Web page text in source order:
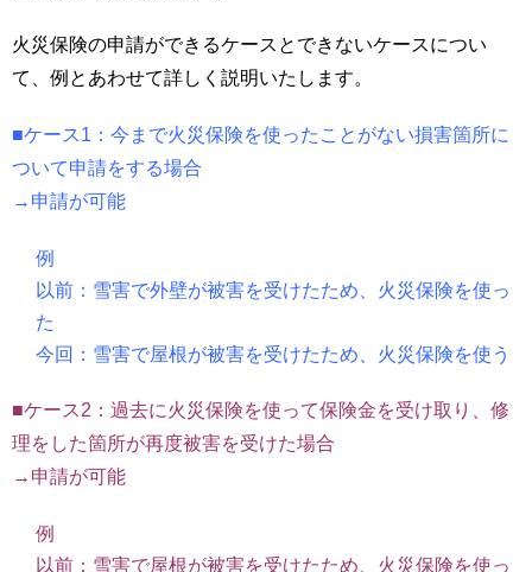
火災保険の申請ができるケースとできないケースについ
て、例とあわせて詳しく説明いたします。
■ケース1：今まで火災保険を使ったことがない損害箇所に
ついて申請をする場合
→申請が可能
例
以前：雪害で外壁が被害を受けたため、火災保険を使っ
た
今回：雪害で屋根が被害を受けたため、火災保険を使う
■ケース2：過去に火災保険を使って保険金を受け取り、修
理をした箇所が再度被害を受けた場合
→申請が可能
例
以前：雪害で屋根が被害を受けたため、火災保険を使っ